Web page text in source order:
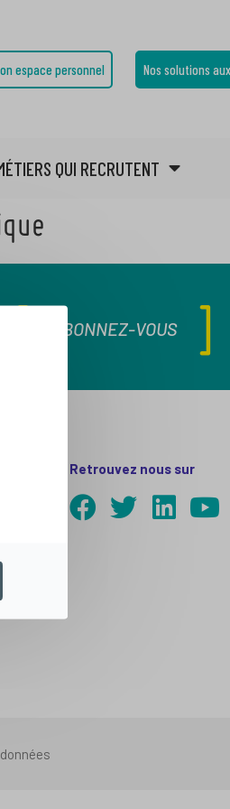
espace personnel Nos solutions
QUI RECRUTENT
ABONNEZ-VOUS
Retrouvez nous sur